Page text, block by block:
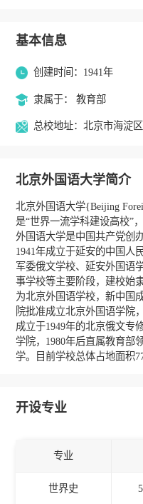
基本信息
创建时间：1941年
隶属于： 教育部
总校地址：北京市海淀
北京外国语大学简介
北京外国语大学{Beijing
是“世界一流学科建设高校”
外国语大学是中国共产党创
1941年成立于延安的中国人
军委俄文学校、延安外国语
事学校等主要阶段，建校始
为北京外国语学校，新中国
院批准成立北京外国语学院
成立于1949年的北京俄文专
学院，1980年后直属教育部
学。目前学校总体占地面积
开设专业
专业
世界史